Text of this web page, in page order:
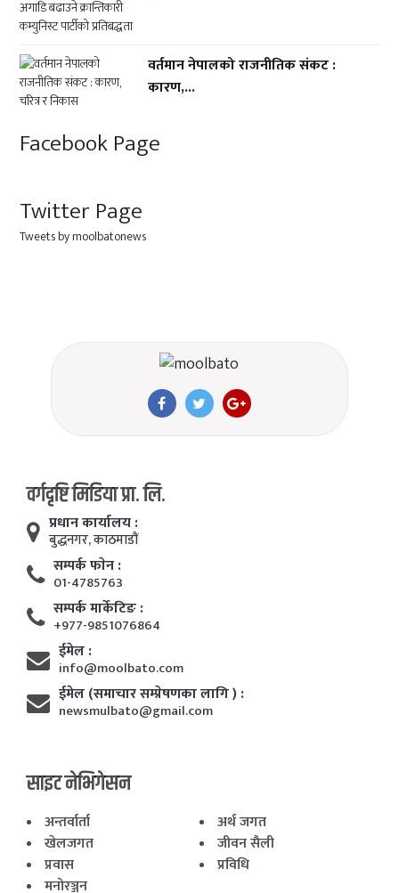
वर्तमान नेपालको राजनीतिक संकट :
कारण,...
Facebook Page
Twitter Page
Tweets by moolbatonews
वर्गदृष्टि मिडिया प्रा. लि.
प्रधान कार्यालय :
बुद्धनगर, काठमाडाैं
सम्पर्क फाेन :
01-4785763
सम्पर्क मार्केटिङ :
+977-9851076864
ईमेल :
info@moolbato.com
ईमेल (समाचार सम्प्रेषणका लागि ) :
newsmulbato@gmail.com
साइट नेभिगेसन
अन्तर्वार्ता
अर्थ जगत
खेलजगत
जीवन सैली
प्रवास
प्रविधि
मनोरञ्जन